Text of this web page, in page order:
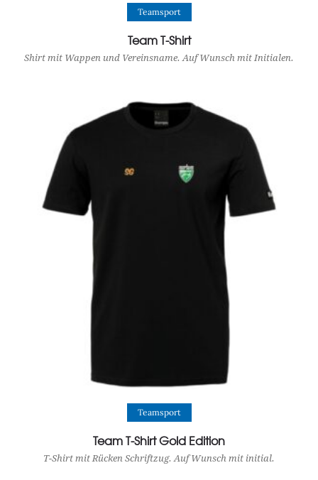
View Product
Teamsport
Team T-Shirt
Shirt mit Wappen und Vereinsname. Auf Wunsch mit Initialen.
View Product
Teamsport
Team T-Shirt Gold Edition
T-Shirt mit Rücken Schriftzug. Auf Wunsch mit initial.